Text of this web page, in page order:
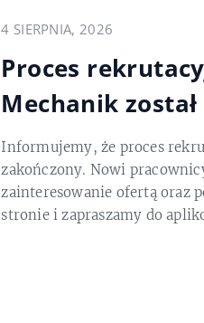
Proces
Mechanik
4 SIERPNIA, 2026
Informujemy, że proces
zakończony. Nowi
zainteresowanie ofertą oraz
stronie i zapraszamy do